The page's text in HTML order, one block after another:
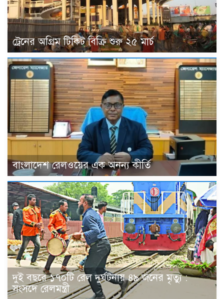
ট্রেনের অগ্রিম টিকিট বিক্রি শুরু ২৫ মার্চ
বাংলাদেশ রেলওয়ের এক অনন্য কীর্তি
দুই বছরে ১৭০টি রেল দুর্ঘটনায় ৪৯ জনের মৃত্যু :
সংসদে রেলমন্ত্রী